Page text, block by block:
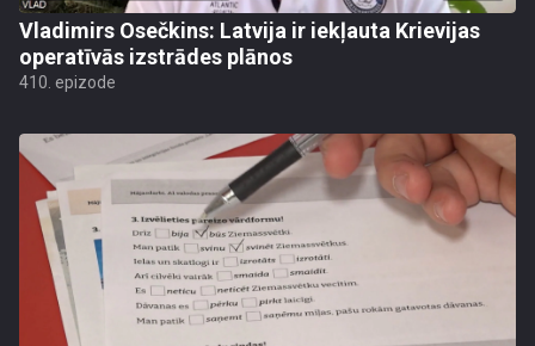
Vladimirs Osečkins: Latvija ir iekļauta Krievijas
operatīvās izstrādes plānos
410. epizode